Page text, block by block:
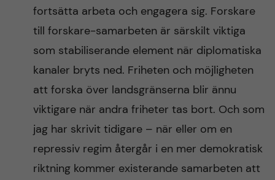
fortsätta arbeta och engagera sig. Forskare
till forskare-samarbeten är särskilt viktiga
som stabiliserande element när diplomatiska
kanaler bryts ned. Friheten och möjligheten
att forska över landsgränserna blir ännu
viktigare när andra friheter tas bort. Och som
jag har skrivit tidigare – när eller om en
repressiv regim återgår i en mer demokratisk
riktning kommer existerande samarbeten att